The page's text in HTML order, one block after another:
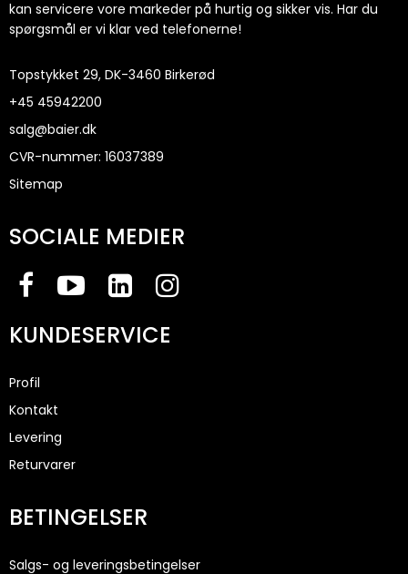
kan servicere vore markeder på hurtig og sikker vis. Har du
spørgsmål er vi klar ved telefonerne!
Topstykket 29, DK-3460 Birkerød
+45 45942200
salg@baier.dk
CVR-nummer: 16037389
Sitemap
SOCIALE MEDIER
KUNDESERVICE
Profil
Kontakt
Levering
Returvarer
BETINGELSER
Salgs- og leveringsbetingelser